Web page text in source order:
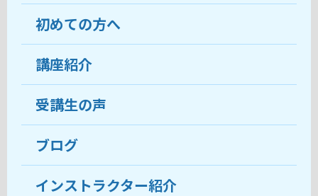
教室について
受講生の声
おすすめ・人気の講座
目的から講座を探す
教室ブログ
初めての方へ
ココがおすすめ
料金
受講までの流れ
よくあるご質問
講座紹介
受講生の声
ブログ
インストラクター紹介